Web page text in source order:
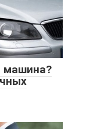
машина?